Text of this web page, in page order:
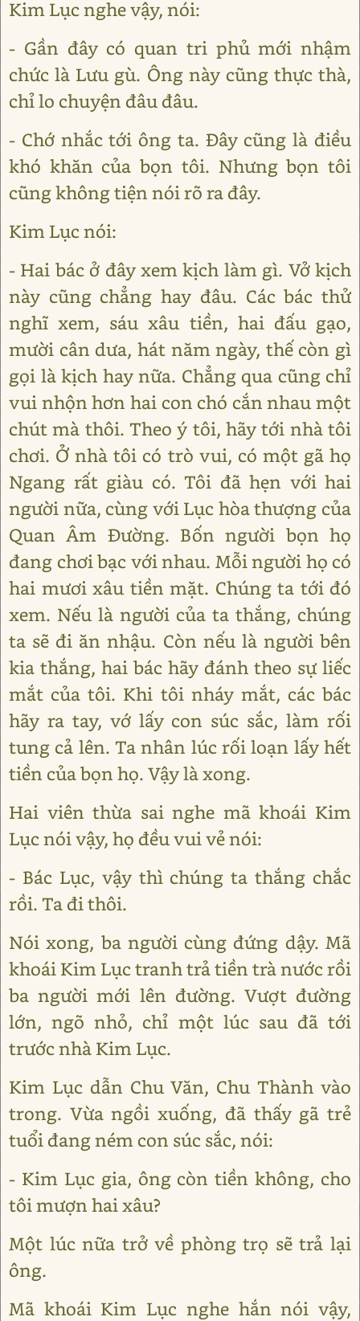
Kim Lục nghe vậy, nói:
- Gần đây có quan tri phủ mới nhậm
chức là Lưu gù. Ông này cũng thực thà,
chỉ lo chuyện đâu đâu.
- Chớ nhắc tới ông ta. Đây cũng là điều
khó khăn của bọn tôi. Nhưng bọn tôi
cũng không tiện nói rõ ra đây.
Kim Lục nói:
- Hai bác ở đây xem kịch làm gì. Vở kịch
này cũng chẳng hay đâu. Các bác thử
nghĩ xem, sáu xâu tiền, hai đấu gạo,
mười cân dưa, hát năm ngày, thế còn gì
gọi là kịch hay nữa. Chẳng qua cũng chỉ
vui nhộn hơn hai con chó cắn nhau một
chút mà thôi. Theo ý tôi, hãy tới nhà tôi
chơi. Ở nhà tôi có trò vui, có một gã họ
Ngang rất giàu có. Tôi đã hẹn với hai
người nữa, cùng với Lục hòa thượng của
Quan Âm Đường. Bốn người bọn họ
đang chơi bạc với nhau. Mỗi người họ có
hai mươi xâu tiền mặt. Chúng ta tới đó
xem. Nếu là người của ta thắng, chúng
ta sẽ đi ăn nhậu. Còn nếu là người bên
kia thắng, hai bác hãy đánh theo sự liếc
mắt của tôi. Khi tôi nháy mắt, các bác
hãy ra tay, vớ lấy con súc sắc, làm rối
tung cả lên. Ta nhân lúc rối loạn lấy hết
tiền của bọn họ. Vậy là xong.
Hai viên thừa sai nghe mã khoái Kim
Lục nói vậy, họ đều vui vẻ nói:
- Bác Lục, vậy thì chúng ta thắng chắc
rồi. Ta đi thôi.
Nói xong, ba người cùng đứng dậy. Mã
khoái Kim Lục tranh trả tiền trà nước rồi
ba người mới lên đường. Vượt đường
lớn, ngõ nhỏ, chỉ một lúc sau đã tới
trước nhà Kim Lục.
Kim Lục dẫn Chu Văn, Chu Thành vào
trong. Vừa ngồi xuống, đã thấy gã trẻ
tuổi đang ném con súc sắc, nói:
- Kim Lục gia, ông còn tiền không, cho
tôi mượn hai xâu?
Một lúc nữa trở về phòng trọ sẽ trả lại
ông.
Mã khoái Kim Lục nghe hắn nói vậy,